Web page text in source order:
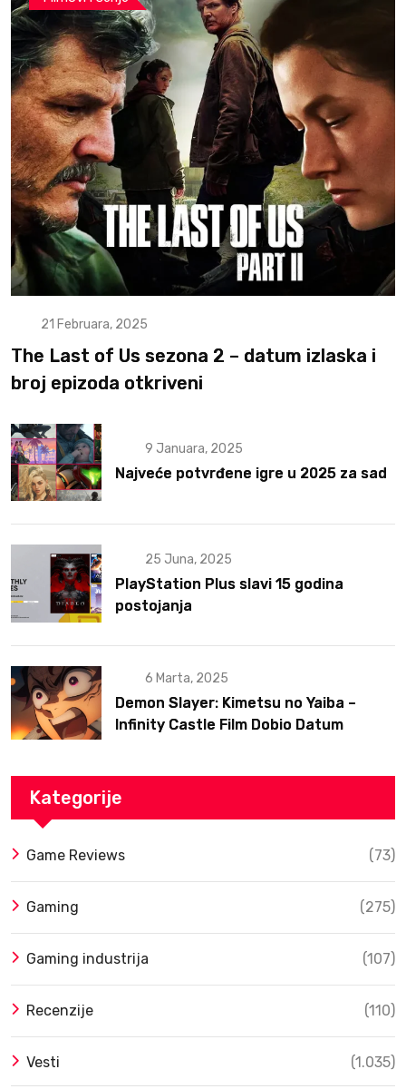
21 Februara, 2025
The Last of Us sezona 2 – datum izlaska i
broj epizoda otkriveni
9 Januara, 2025
Najveće potvrđene igre u 2025 za sad
25 Juna, 2025
PlayStation Plus slavi 15 godina
postojanja
6 Marta, 2025
Demon Slayer: Kimetsu no Yaiba –
Infinity Castle Film Dobio Datum
Kategorije
Game Reviews (73)
Gaming (275)
Gaming industrija (107)
Recenzije (110)
Vesti (1.035)